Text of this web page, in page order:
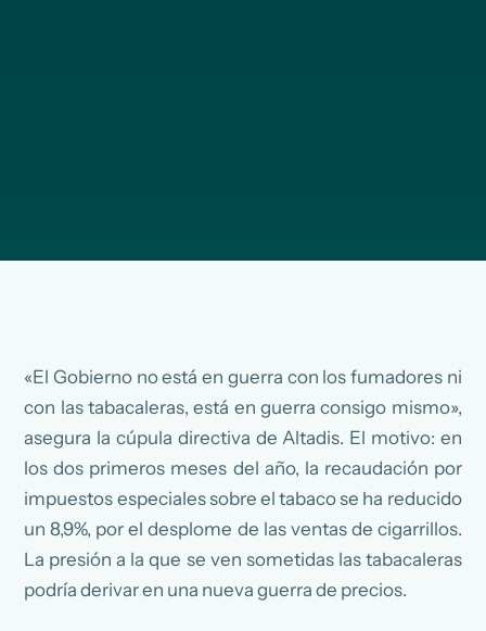
«El Gobierno no está en guerra con los fumadores ni
con las tabacaleras, está en guerra consigo mismo»,
asegura la cúpula directiva de Altadis. El motivo: en
los dos primeros meses del año, la recaudación por
impuestos especiales sobre el tabaco se ha reducido
un 8,9%, por el desplome de las ventas de cigarrillos.
La presión a la que se ven sometidas las tabacaleras
podría derivar en una nueva guerra de precios.